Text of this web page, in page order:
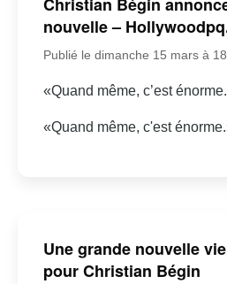
nouvelle –
Publié le dimanche 15 mars à
«Quand même, c’est
«Quand même, c'est
Une grande nouvelle
pour Christian Bégin